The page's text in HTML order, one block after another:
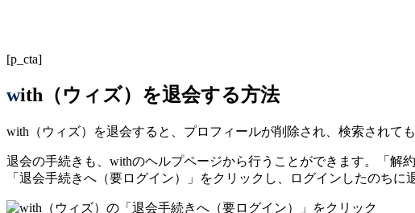
[p_cta]
with（ウィズ）を退会する方法
with（ウィズ）を退会すると、プロフィールが削除され、検索されて
退会の手続きも、withのヘルプページから行うことができます。「
「退会手続きへ（要ログイン）」をクリックし、ログインしたのちに